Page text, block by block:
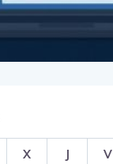
X J V